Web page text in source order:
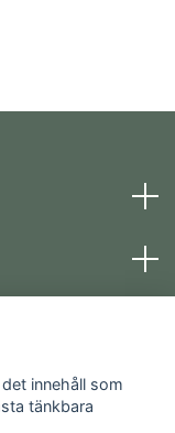
innehåll som
tänkbara